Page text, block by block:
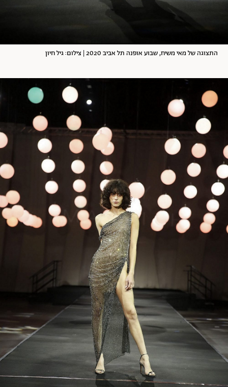
התצוגה של מאי משיח, שבוע אופנה תל אביב 2020 | צילום: גיל חיון